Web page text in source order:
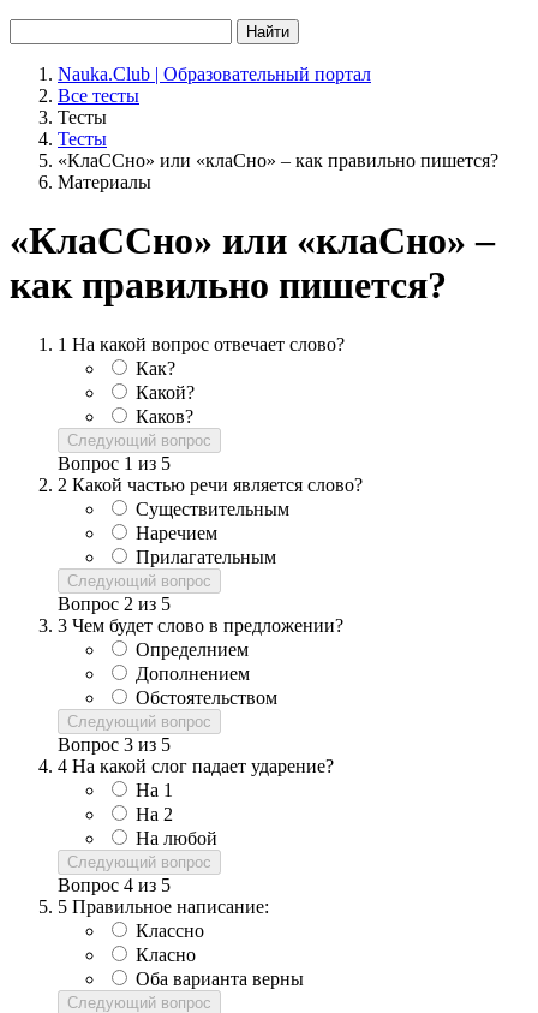
Найти
Nauka.Club | Образовательный портал
Все тесты
Тесты
Тесты
«КлаССно» или «клаСно» – как правильно пишется?
Материалы
«КлаССно» или «клаСно» –
как правильно пишется?
1 На какой вопрос отвечает слово?
Как?
Какой?
Каков?
Следующий вопрос
Вопрос 1 из 5
2 Какой частью речи является слово?
Существительным
Наречием
Прилагательным
Следующий вопрос
Вопрос 2 из 5
3 Чем будет слово в предложении?
Определнием
Дополнением
Обстоятельством
Следующий вопрос
Вопрос 3 из 5
4 На какой слог падает ударение?
На 1
На 2
На любой
Следующий вопрос
Вопрос 4 из 5
5 Правильное написание:
Классно
Класно
Оба варианта верны
Следующий вопрос